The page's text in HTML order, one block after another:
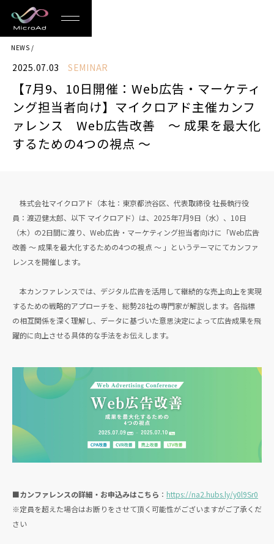
MicroAd
-
Redesigning
the
Future
Life
NEWS
2025.07.03 SEMINAR
【7月9、10日開催：Web広告・マーケティ
ング担当者向け】マイクロアド主催カンフ
ァレンス Web広告改善 〜 成果を最大化
するための4つの視点 〜
株式会社マイクロアド（本社：東京都渋谷区、代表取締役 社長執行役
員：渡辺健太郎、以下 マイクロアド）は、2025年7月9日（水）、10日
（木）の2日間に渡り、Web広告・マーケティング担当者向けに「Web広告
改善 〜 成果を最大化するための4つの視点 〜 」というテーマにてカンファ
レンスを開催します。
本カンファレンスでは、デジタル広告を活用して継続的な売上向上を実現
するための戦略的アプローチを、総勢28社の専門家が解説します。各指標
の相互関係を深く理解し、データに基づいた意思決定によって広告成果を飛
躍的に向上させる具体的な手法をお伝えします。
■カンファレンスの詳細・お申込みはこちら ： https://na2.hubs.ly/y0l9Sr0
※定員を超えた場合はお断りをさせて頂く可能性がございますがご了承くだ
さい